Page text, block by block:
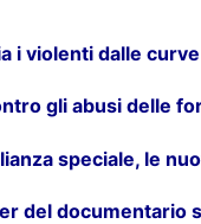
i violenti dalle
gli abusi delle
speciale, le
del documentario